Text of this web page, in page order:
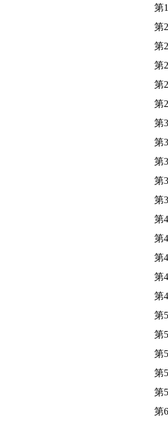
第
第
第
第
第
第
第
第
第
第
第
第
第
第
第
第
第
第
第
第
第
第